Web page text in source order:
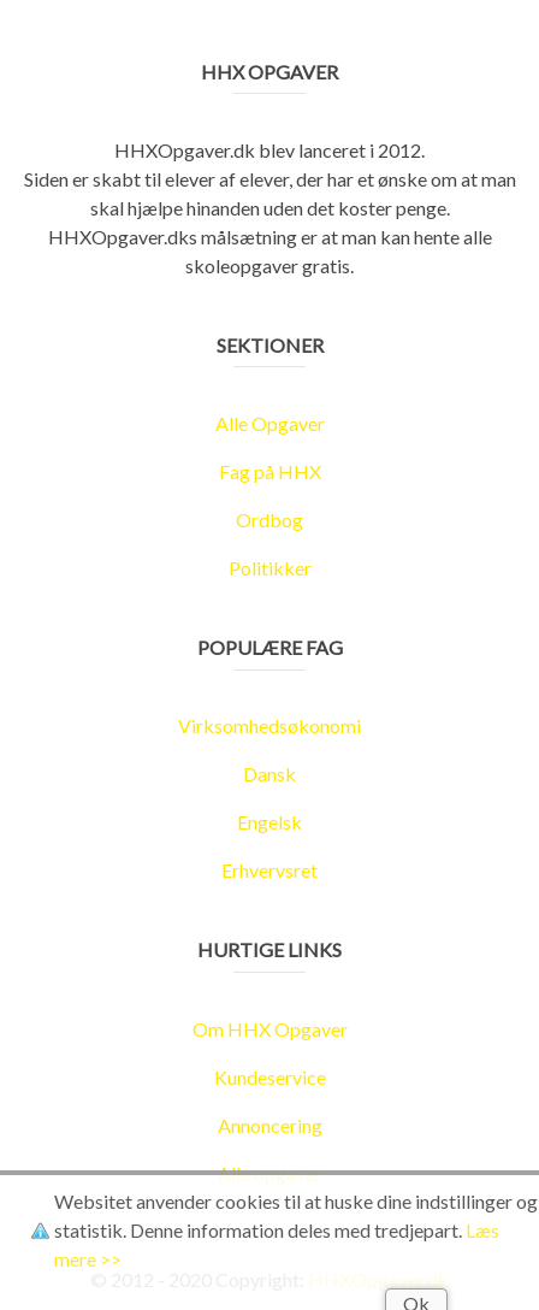
HHX OPGAVER
HHXOpgaver.dk blev lanceret i 2012.
Siden er skabt til elever af elever, der har et ønske om at man
skal hjælpe hinanden uden det koster penge.
HHXOpgaver.dks målsætning er at man kan hente alle
skoleopgaver gratis.
SEKTIONER
Alle Opgaver
Fag på HHX
Ordbog
Politikker
POPULÆRE FAG
Virksomhedsøkonomi
Dansk
Engelsk
Erhvervsret
HURTIGE LINKS
Om HHX Opgaver
Kundeservice
Annoncering
Alle opgaver
HHXOpgaver.dk
Ok
Websitet anvender cookies til at huske dine indstillinger og
statistik. Denne information deles med tredjepart. Læs
mere >>